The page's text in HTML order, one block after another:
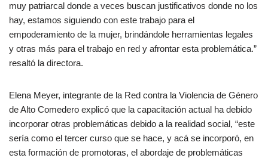
muy patriarcal donde a veces buscan justificativos donde no los
hay, estamos siguiendo con este trabajo para el
empoderamiento de la mujer, brindándole herramientas legales
y otras más para el trabajo en red y afrontar esta problemática.”
resaltó la directora.
Elena Meyer, integrante de la Red contra la Violencia de Género
de Alto Comedero explicó que la capacitación actual ha debido
incorporar otras problemáticas debido a la realidad social, “este
sería como el tercer curso que se hace, y acá se incorporó, en
esta formación de promotoras, el abordaje de problemáticas